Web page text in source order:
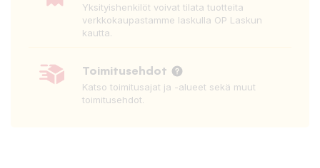
Yksityishenkilöt voivat tilata tuotteita
verkkokaupastamme laskulla OP Laskun
kautta.
Toimitusehdot
Katso toimitusajat ja -alueet sekä muut
toimitusehdot.